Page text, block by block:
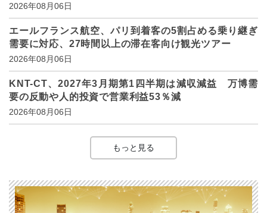
2026年08月06日
エールフランス航空、パリ到着客の5割占める乗り継ぎ
需要に対応、27時間以上の滞在客向け観光ツアー
2026年08月06日
KNT-CT、2027年3月期第1四半期は減収減益 万博需
要の反動や人的投資で営業利益53％減
2026年08月06日
もっと見る